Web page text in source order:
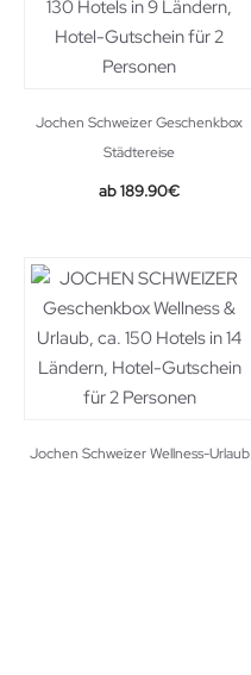
Jochen Schweizer Geschenkbox
Städtereise
189.90€
Jochen Schweizer Wellness-Urlaub